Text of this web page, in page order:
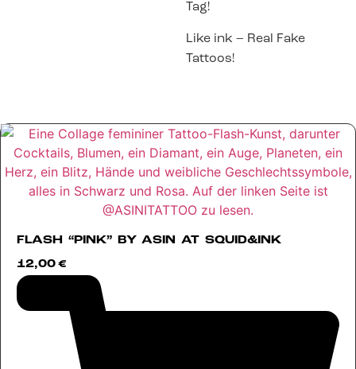
Tag!
Like ink – Real Fake
Tattoos!
FLASH “PINK” BY ASIN AT SQUID&INK
12,00 €